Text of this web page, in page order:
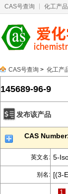
CAS号查询 化工产品
CAS号查询 > 化工产
145689-96-9
发布该产品
CAS
英文名: 5-
别名: [(3-
1